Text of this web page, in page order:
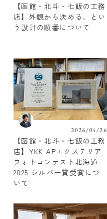
【函館・北斗・七飯の工務
店】外観から決める、とい
う設計の順番について
2026/04/26
【函館・北斗・七飯の工務
店】YKK APエクステリア
フォトコンテスト北海道
2025 シルバー賞受賞につ
いて